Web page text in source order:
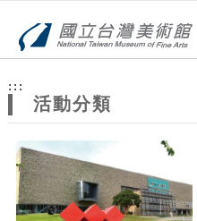
站
主
題
:::
活動分類